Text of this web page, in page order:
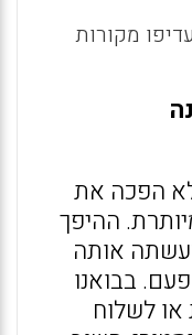
מקורות
הפכה את
ההיפך
אותה
בבואנו
או לשלוח